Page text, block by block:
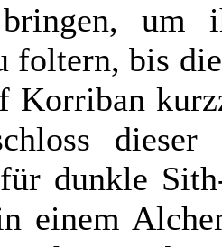
um
foltern, bis
Korriban
dunkle
einem